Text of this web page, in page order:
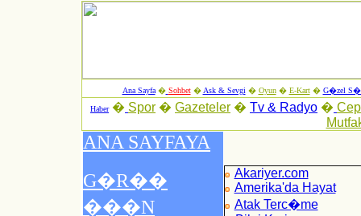
Ana Sayfa� Sohbet� Ask & Sevgi � Oyun� E-Kart� G�zel
Haber� Spor � Gazeteler � Tv & Radyo �
Akariyer.com
Amerika'da Hayat
Atak Terc�me